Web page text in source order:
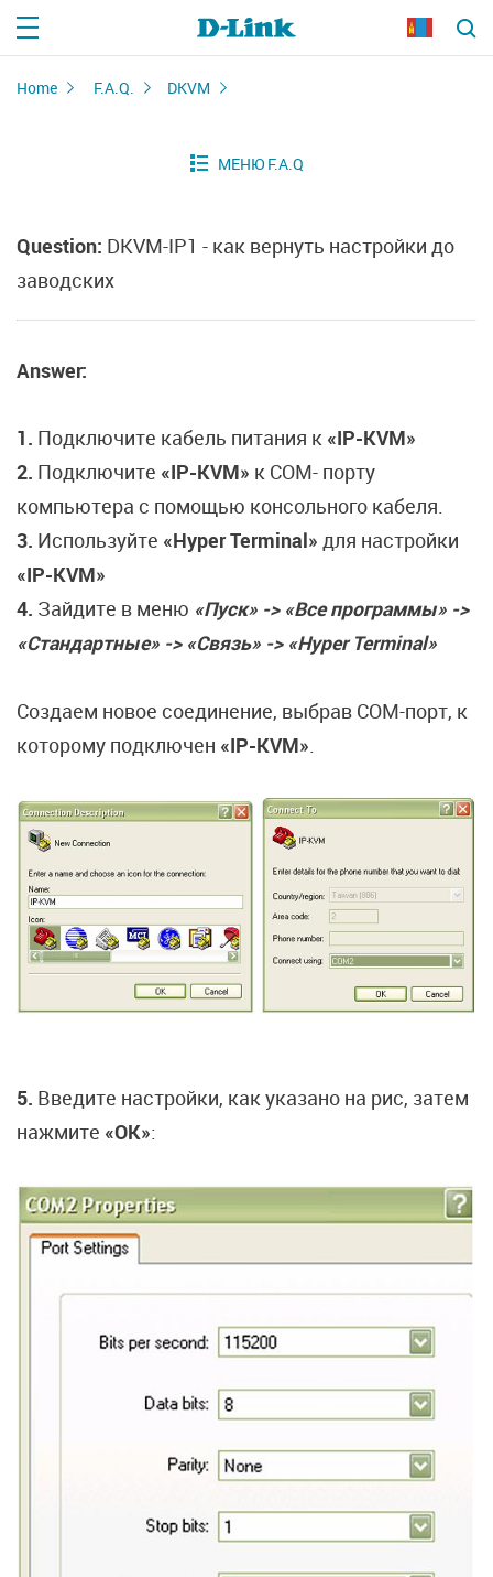
Home F.A.Q. DKVM
Question: DKVM-IP1 - как вернуть настройки до
заводских
Answer:
1. Подключите кабель питания к «IP-KVM»
2. Подключите «IP-KVM» к COM- порту
компьютера с помощью консольного кабеля.
3. Используйте «Hyper Terminal» для настройки
«IP-KVM»
4. Зайдите в меню «Пуск» -> «Все программы» ->
«Стандартные» -> «Связь» -> «Hyper Terminal»
Создаем новое соединение, выбрав COM-порт, к
которому подключен «IP-KVM».
5. Введите настройки, как указано на рис, затем
нажмите «OK»: